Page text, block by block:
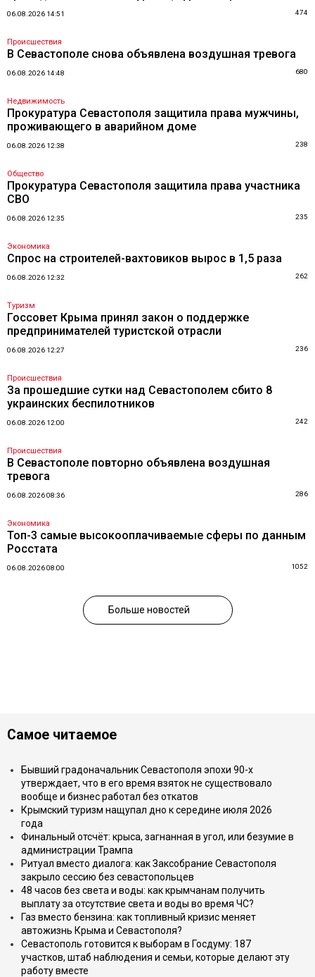
06.08.2026 14:51 474
Происшествия
В Севастополе снова объявлена воздушная тревога
06.08.2026 14:48 680
Недвижимость
Прокуратура Севастополя защитила права мужчины,
проживающего в аварийном доме
06.08.2026 12:38 238
Общество
Прокуратура Севастополя защитила права участника
СВО
06.08.2026 12:35 235
Экономика
Спрос на строителей-вахтовиков вырос в 1,5 раза
06.08.2026 12:32 262
Туризм
Госсовет Крыма принял закон о поддержке
предпринимателей туристской отрасли
06.08.2026 12:27 236
Происшествия
За прошедшие сутки над Севастополем сбито 8
украинских беспилотников
06.08.2026 12:00 242
Происшествия
В Севастополе повторно объявлена воздушная
тревога
06.08.2026 08:36 286
Экономика
Топ-3 самые высокооплачиваемые сферы по данным
Росстата
06.08.2026 08:00 1052
Больше новостей
Самое читаемое
Бывший градоначальник Севастополя эпохи 90-х
утверждает, что в его время взяток не существовало
вообще и бизнес работал без откатов
Крымский туризм нащупал дно к середине июля 2026
года
Финальный отсчёт: крыса, загнанная в угол, или безумие в
администрации Трампа
Ритуал вместо диалога: как Заксобрание Севастополя
закрыло сессию без севастопольцев
48 часов без света и воды: как крымчанам получить
выплату за отсутствие света и воды во время ЧС?
Газ вместо бензина: как топливный кризис меняет
автожизнь Крыма и Севастополя?
Севастополь готовится к выборам в Госдуму: 187
участков, штаб наблюдения и семьи, которые делают эту
работу вместе